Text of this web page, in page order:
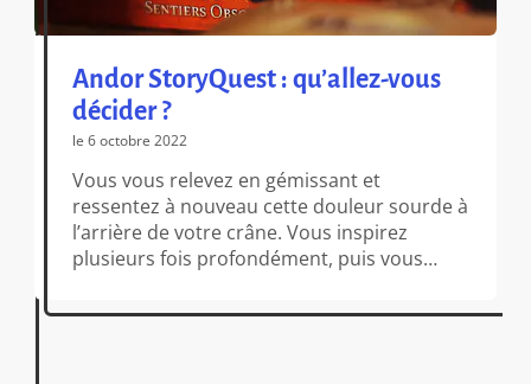
Andor StoryQuest : qu’allez-vous
décider ?
le 6 octobre 2022
Vous vous relevez en gémissant et
ressentez à nouveau cette douleur sourde à
l’arrière de votre crâne. Vous inspirez
plusieurs fois profondément, puis vous
Vous vous trouvez dans une pièce creusée